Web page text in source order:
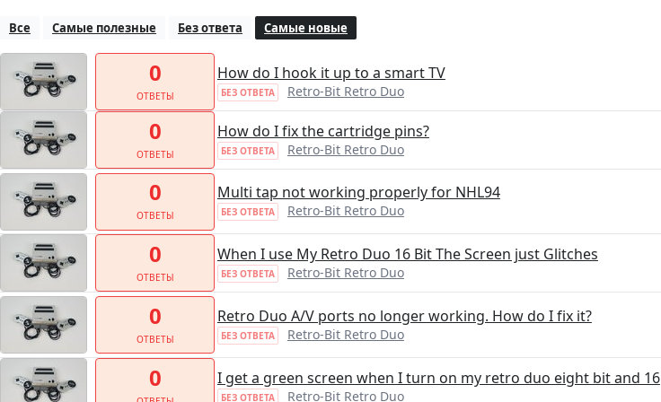
Все Самые полезные Без ответа Самые новые
0
ОТВЕТЫ
How do I hook it up to a smart TV
БЕЗ ОТВЕТА Retro-Bit Retro Duo
0
ОТВЕТЫ
How do I fix the cartridge pins?
БЕЗ ОТВЕТА Retro-Bit Retro Duo
0
ОТВЕТЫ
Multi tap not working properly for NHL94
БЕЗ ОТВЕТА Retro-Bit Retro Duo
0
ОТВЕТЫ
When I use My Retro Duo 16 Bit The Screen just Glitches
БЕЗ ОТВЕТА Retro-Bit Retro Duo
0
ОТВЕТЫ
Retro Duo A/V ports no longer working. How do I fix it?
БЕЗ ОТВЕТА Retro-Bit Retro Duo
0 I get a green screen when I turn on my retro duo eight bit and 16
БЕЗ ОТВЕТА Retro-Bit Retro Duo